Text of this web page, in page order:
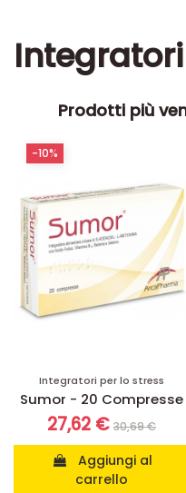
Prodotti più
Integratori per lo stress
Sumor - 20 Compresse
27,62 € 30,69 €
carrello
-10%